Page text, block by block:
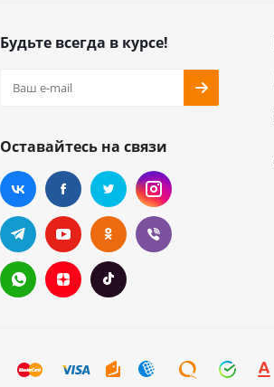
Будьте всегда в курсе!
Оставайтесь на связи